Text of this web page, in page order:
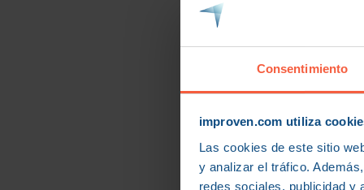
Consentimiento
improven.com utiliza
Las cookies de este sitio
y analizar el tráfico.
redes sociales, publicidad y
La